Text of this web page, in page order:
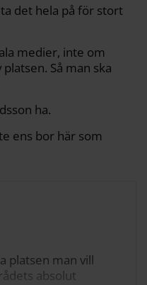
det hela på för stort
medier, inte om
Så man ska
ha.
ens bor här som
platsen man vill
absolut